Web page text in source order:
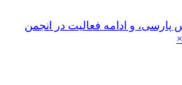
و ادامه فعالیت در انجمن
×